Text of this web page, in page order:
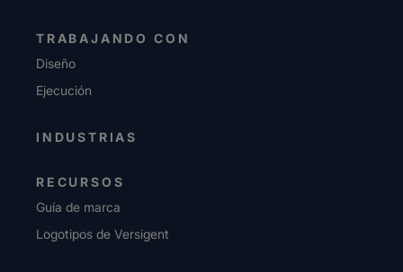
TRABAJANDO CON
Diseño
Ejecución
INDUSTRIAS
RECURSOS
Guía de marca
Logotipos de Versigent